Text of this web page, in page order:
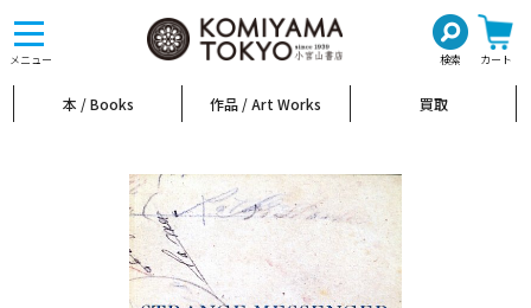
メニュー 検索 カート
toggle
navigation
本 / Books 作品 / Art Works 買取